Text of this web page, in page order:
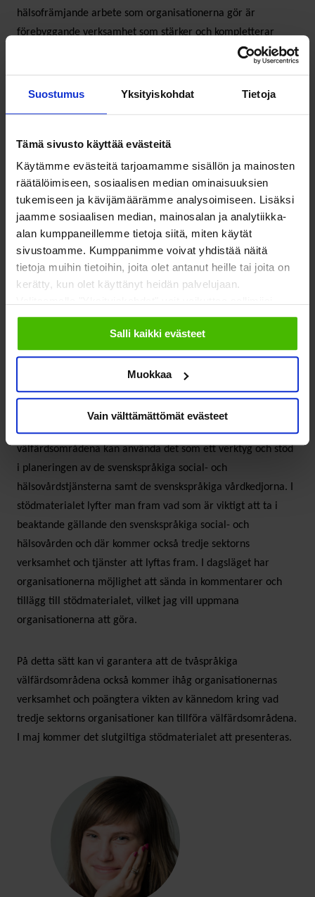
Suostumus Yksityiskohdat Tietoja
Tämä sivusto käyttää evästeitä
Käytämme evästeitä tarjoamamme sisällön ja mainosten
räätälöimiseen, sosiaalisen median ominaisuuksien
tukemiseen ja kävijämäärämme analysoimiseen. Lisäksi
jaamme sosiaalisen median, mainosalan ja analytiikka-
alan kumppaneillemme tietoja siitä, miten käytät
sivustoamme. Kumppanimme voivat yhdistää näitä
tietoja muihin tietoihin, joita olet antanut heille tai joita on
kerätty, kun olet käyttänyt heidän palvelujaan.
evästeisiin.
Salli kaikki evästeet
Muokkaa
Vain välttämättömät evästeet
hälsofrämjande arbete som organisationerna gör är
förebyggande verksamhet som stärker och kompletterar
social- och hälsovårdscentralernas verksamhet och som leder
vårdplatserna.
Vård på svenska-
arbetsgruppens
stödmaterial till de
tvåspråkiga
välfärdsområdena
arbetsgrupp, i vilken SOSTE och SAMS ingår och
representerar tredje sektorn, håller just nu på och gör upp
ett stödmaterial till de tvåspråkiga välfärdsområdena i
samråd med social- och hälsovårdsministeriet.
Tanken med detta stödmaterial är att de tvåspråkiga
välfärdsområdena kan använda det som ett verktyg och stöd
i planeringen av de svenskspråkiga social- och
hälsovårdstjänsterna samt de svenskspråkiga vårdkedjorna. I
stödmaterialet lyfter man fram vad som är viktigt att ta i
beaktande gällande den svenskspråkiga social- och
hälsovården och där kommer också tredje sektorns
verksamhet och tjänster att lyftas fram. I dagsläget har
organisationerna möjlighet att sända in kommentarer och
tillägg till stödmaterialet, vilket jag vill uppmana
organisationerna att göra.
På detta sätt kan vi garantera att de tvåspråkiga
välfärdsområdena också kommer ihåg organisationernas
verksamhet och poängtera vikten av kännedom kring vad
tredje sektorns organisationer kan tillföra välfärdsområdena.
I maj kommer det slutgiltiga stödmaterialet att presenteras.